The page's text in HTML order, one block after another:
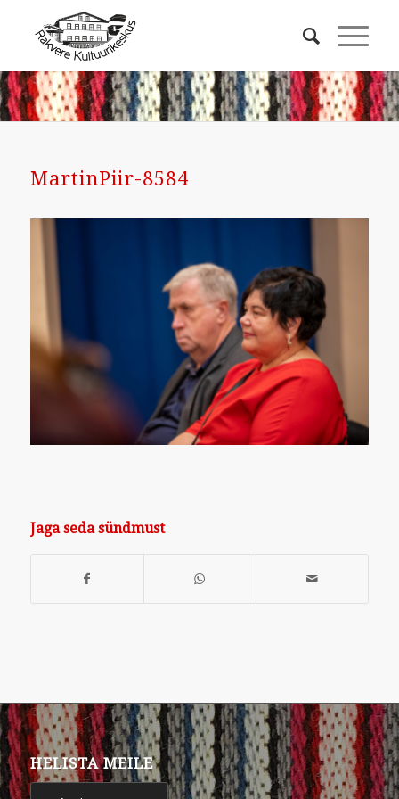
MartinPiir-8584
Jaga seda sündmust
HELISTA MEILE